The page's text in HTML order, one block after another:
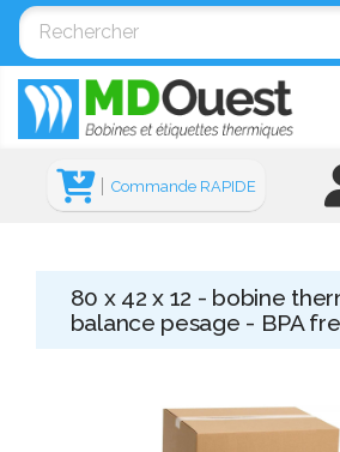
Commande RAPIDE
80 x 42 x 12 - bobine
balance pesage - BPA